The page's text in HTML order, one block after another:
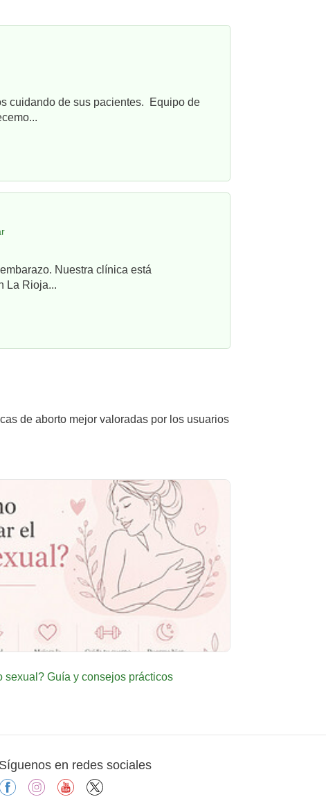
cuidando de sus pacientes. Equipo de
Nuestra clínica está
La Rioja...
de aborto mejor valoradas por los usuarios
sexual? Guía y consejos prácticos
Síguenos en redes sociales
facebookinstagramyoutube